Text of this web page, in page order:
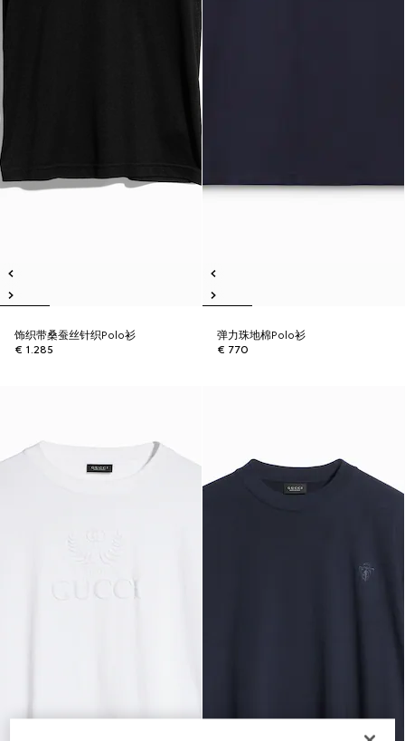
饰织带桑蚕丝针织Polo衫
€ 1.285
弹力珠地棉Polo衫
€ 770